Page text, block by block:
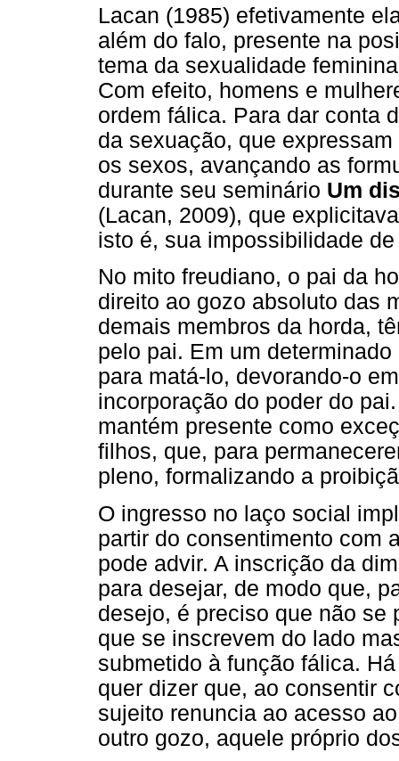
Lacan (1985) efetivamente
além do falo, presente na
tema da sexualidade
Com efeito, homens e
ordem fálica. Para dar conta
da sexuação, que
os sexos, avançando as
durante seu seminário Um
(Lacan, 2009), que
isto é, sua impossibilidade
No mito freudiano, o pai da
direito ao gozo absoluto das
demais membros da horda,
pelo pai. Em um
para matá-lo, devorando-o
incorporação do poder do
mantém presente como
filhos, que, para
pleno, formalizando a
O ingresso no laço social
partir do consentimento com
pode advir. A inscrição da
para desejar, de modo que,
desejo, é preciso que não se
que se inscrevem do lado
submetido à função fálica.
quer dizer que, ao consentir
sujeito renuncia ao acesso
outro gozo, aquele próprio